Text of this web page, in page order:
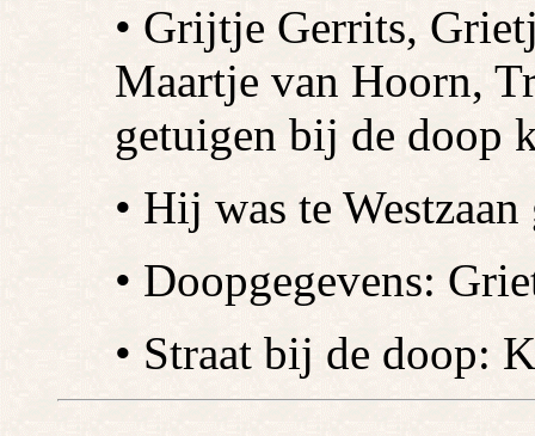
• Grijtje Gerrits,
Maartje van Hoorn,
getuigen bij de doop
• Hij was te
• Doopgegevens:
• Straat bij de doop: